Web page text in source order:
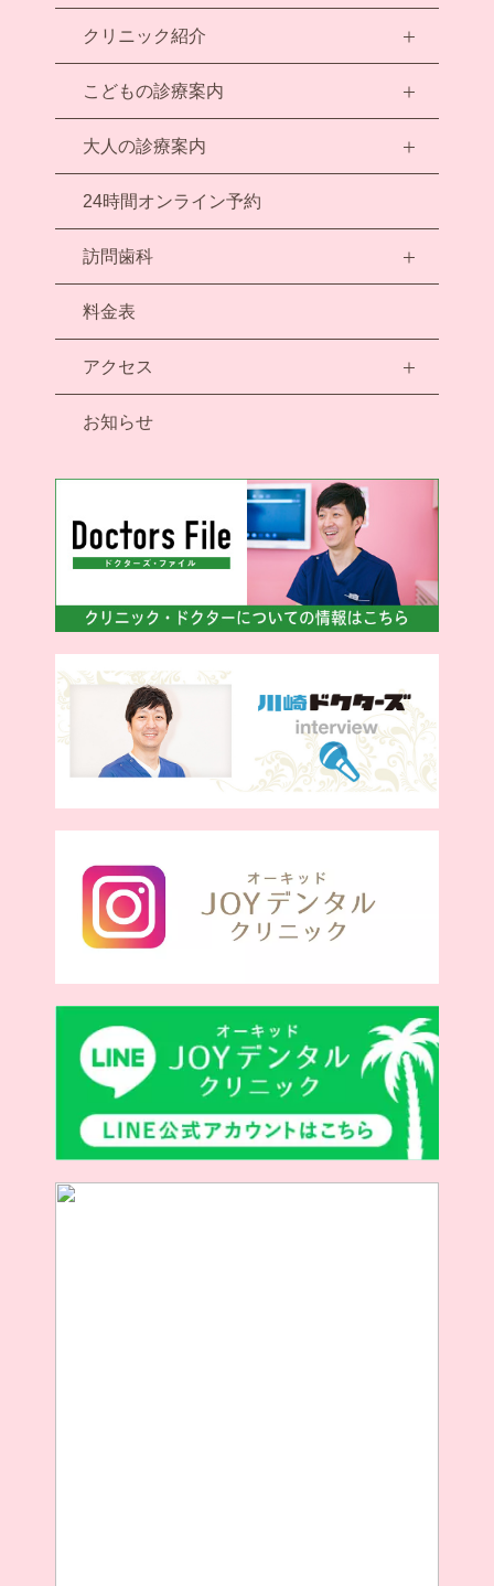
クリニック紹介
こどもの診療案内
大人の診療案内
24時間オンライン予約
訪問歯科
料金表
アクセス
お知らせ